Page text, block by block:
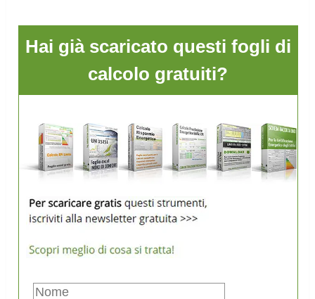
Hai già scaricato questi fogli di
calcolo gratuiti?